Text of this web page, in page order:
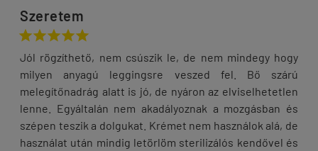
Szeretem

Jól rögzíthető, nem csúszik le, de nem mindegy hogy
milyen anyagú leggingsre veszed fel. Bő szárú
melegítőnadrág alatt is jó, de nyáron az elviselhetetlen
lenne. Egyáltalán nem akadályoznak a mozgásban és
szépen teszik a dolgukat. Krémet nem használok alá, de
használat után mindig letörlöm sterilizálós kendővel és